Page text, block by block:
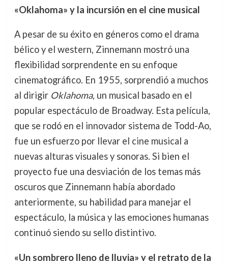
«Oklahoma» y la incursión en el cine musical
A pesar de su éxito en géneros como el drama
bélico y el western, Zinnemann mostró una
flexibilidad sorprendente en su enfoque
cinematográfico. En 1955, sorprendió a muchos
al dirigir Oklahoma, un musical basado en el
popular espectáculo de Broadway. Esta película,
que se rodó en el innovador sistema de Todd-Ao,
fue un esfuerzo por llevar el cine musical a
nuevas alturas visuales y sonoras. Si bien el
proyecto fue una desviación de los temas más
oscuros que Zinnemann había abordado
anteriormente, su habilidad para manejar el
espectáculo, la música y las emociones humanas
continuó siendo su sello distintivo.
«Un sombrero lleno de lluvia» y el retrato de la